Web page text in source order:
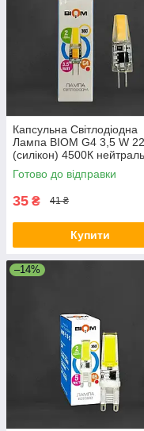
Капсульна Світлодіодна
Лампа BIOM G4 3,5 W
(силікон) 4500К
білий
Готово до відправки
35 ₴ 41 ₴
Купити
–14%